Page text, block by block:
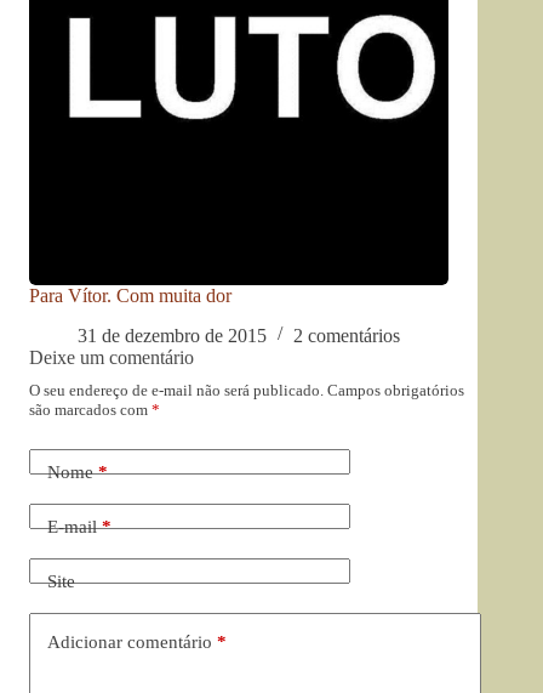
Para Vítor. Com muita dor
31 de dezembro de 2015
2 comentários
Deixe um comentário
O seu endereço de e-mail não será publicado. Campos obrigatórios
são marcados com *
Nome*
E-mail*
Site
Adicionar comentário *